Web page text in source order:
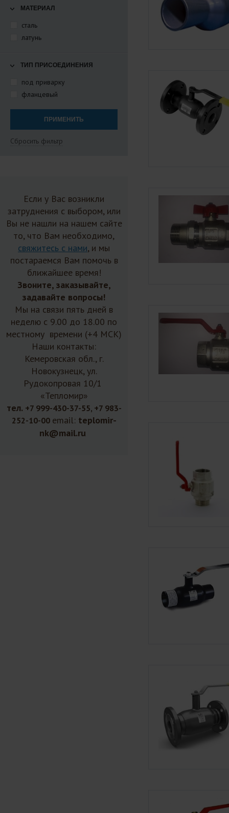
МАТЕРИАЛ
сталь
латунь
ТИП ПРИСОЕДИНЕНИЯ
под приварку
фланцевый
Сбросить фильтр
Если у Вас возникли
затруднения с выбором, или
Вы не нашли на нашем сайте
то, что Вам необходимо,
свяжитесь с нами, и мы
постараемся Вам помочь в
ближайшее время!
Звоните, заказывайте,
задавайте вопросы!
Мы на связи пять дней в
неделю с 9.00 до 18.00 по
местному времени (+4 МСК)
Наши контакты:
Кемеровская обл., г.
Новокузнецк, ул.
Рудокопровая 10/1
«Тепломир»
тел. +7 999-430-37-55, +7 983-
252-10-00 email: teplomir-
nk@mail.ru